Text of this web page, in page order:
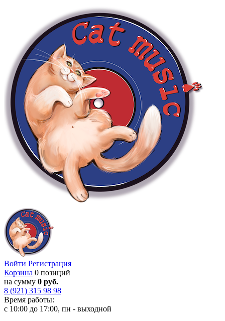
Войти Регистрация
Корзина 0 позиций
на сумму 0 руб.
8 (921) 315 98 98
Время работы:
с 10:00 до 17:00, пн - выходной